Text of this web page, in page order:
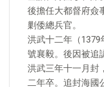
後擔任大都督府僉
剿倭總兵官。
洪武十二年（
號襄毅。後因被追
洪武三年十一月封
二年卒。追封海國